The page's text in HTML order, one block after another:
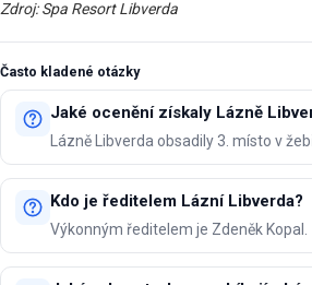
Zdroj: Spa Resort Libverda
Často kladené otázky
Jaké ocenění získaly Lázně
Lázně Libverda obsadily 3. místo v
Kdo je ředitelem Lázní Libverda?
Výkonným ředitelem je Zdeněk Kopal.